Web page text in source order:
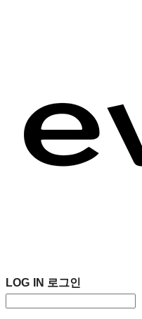
LOG IN 로그인